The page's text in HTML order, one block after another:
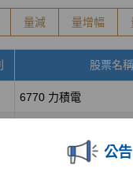
公告